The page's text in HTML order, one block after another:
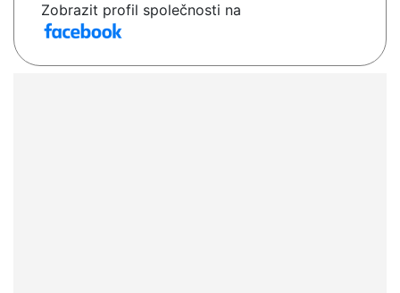
Zobrazit profil společnosti na